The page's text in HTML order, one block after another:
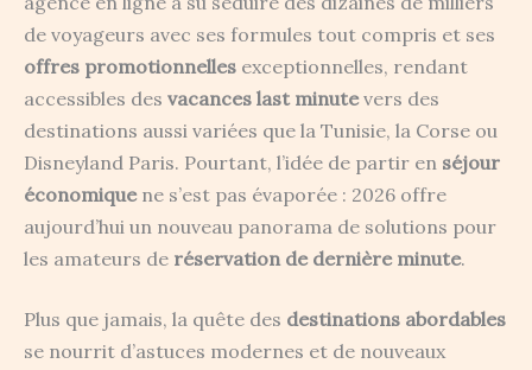
de voyageurs avec ses formules tout compris et ses
offres promotionnelles exceptionnelles, rendant
accessibles des vacances last minutevers des
destinations aussi variées que la Tunisie, la Corse ou
Disneyland Paris. Pourtant, l’idée de partir en séjour
économiquene s’est pas évaporée : 2026 offre
aujourd’hui un nouveau panorama de solutions pour
les amateurs de réservation de dernière minute.
Plus que jamais, la quête des destinations abordables
se nourrit d’astuces modernes et de nouveaux